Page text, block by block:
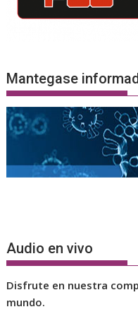
Mantegase
Audio en vivo
Disfrute en nuestra
mundo.